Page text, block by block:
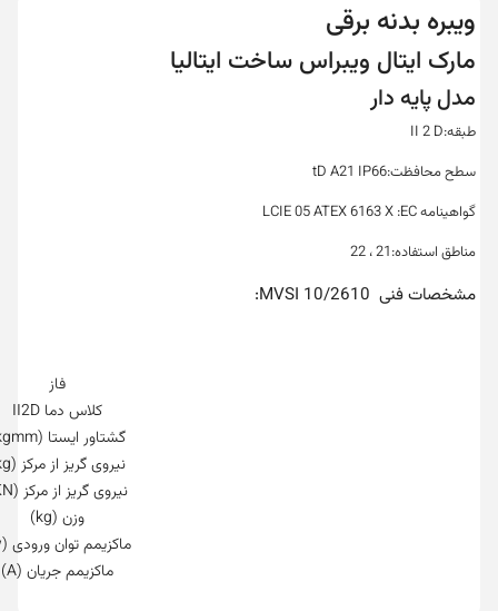
ویبره بدنه برقی
مارک ایتال ویبراس ساخت ایتالیا
مدل پایه دار
طبقه:II 2 D
سطح محافظت:tD A21 IP66
گواهینامه LCIE 05 ATEX 6163 X :EC
مناطق استفاده:21 ، 22
مشخصات فنی MVSI 10/2610:
فاز
کلاس دما II2D
گشتاور ایستا (kgmm)
نیروی گریز از مرکز (kg)
نیروی گریز از مرکز (KN)
وزن (kg)
ماکزیمم توان ورودی (w)
ماکزیمم جریان (A)